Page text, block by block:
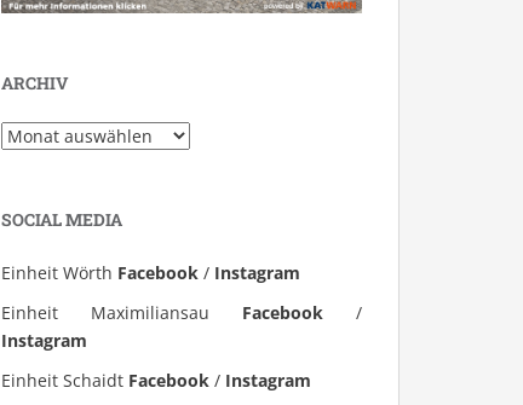
ARCHIV
Archiv
SOCIAL MEDIA
Einheit Wörth Facebook / Instagram
Einheit Maximiliansau Facebook /
Instagram
Einheit Schaidt Facebook / Instagram